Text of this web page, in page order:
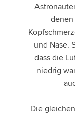
und Nase.
dass die
niedrig
Die